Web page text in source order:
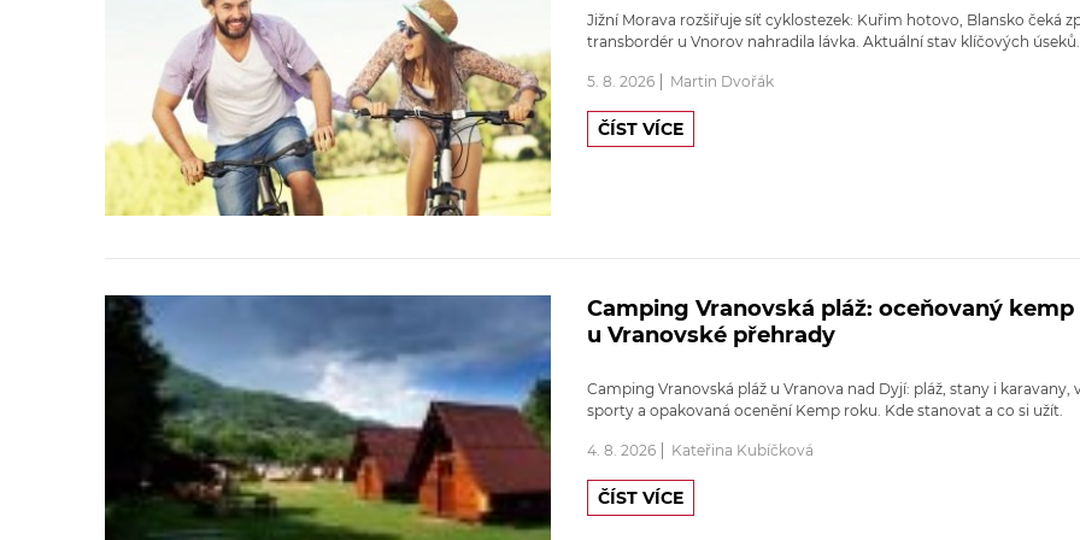
Jižní Morava rozšiřuje síť cyklostezek: Kuřim hotovo, Blansko čeká
transbordér u Vnorov nahradila lávka. Aktuální stav klíčových úseků.
5. 8. 2026 Martin Dvořák
ČÍST VÍCE
Camping Vranovská pláž: oceňovaný kemp
u Vranovské přehrady
Camping Vranovská pláž u Vranova nad Dyjí: pláž, stany i karavany,
sporty a opakovaná ocenění Kemp roku. Kde stanovat a co si užít.
4. 8. 2026 Kateřina Kubíčková
ČÍST VÍCE